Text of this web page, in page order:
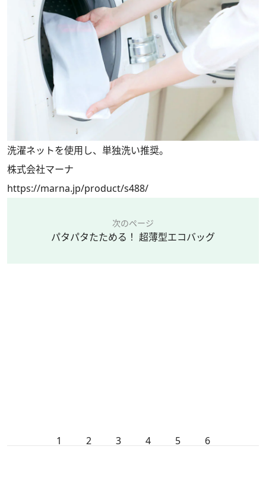
洗濯ネットを使用し、単独洗い推奨。
株式会社マーナ
https://marna.jp/product/s488/
次のページ
パタパタたためる！ 超薄型エコバッグ
1 2 3 4 5 6